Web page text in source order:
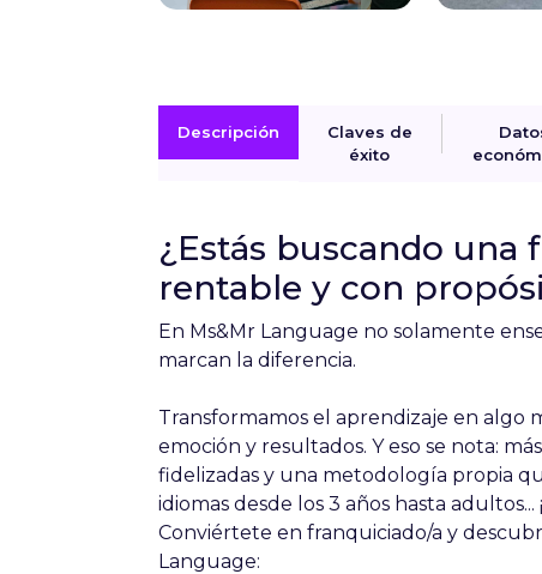
Descripción
Claves de
éxito
¿Estás buscando una
rentable y con
En Ms&Mr Language no solamente
marcan la diferencia.
Transformamos el aprendizaje en algo
emoción y resultados. Y eso se nota:
fidelizadas y una metodología propia
idiomas desde los 3 años hasta adultos...
Conviértete en franquiciado/a y
Language: